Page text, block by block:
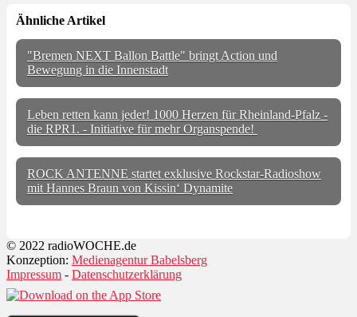
Ähnliche Artikel
"Bremen NEXT Ballon Battle" bringt Action und
Bewegung in die Innenstadt
Leben retten kann jeder! 1000 Herzen für Rheinland-Pfalz -
die RPR1. - Initiative für mehr Organspende!
ROCK ANTENNE startet exklusive Rockstar-Radioshow
mit Hannes Braun von Kissin‘ Dynamite
© 2022 radioWOCHE.de
Konzeption: Medienagentur Babelsberg
Impressum - Datenschutzerklärung